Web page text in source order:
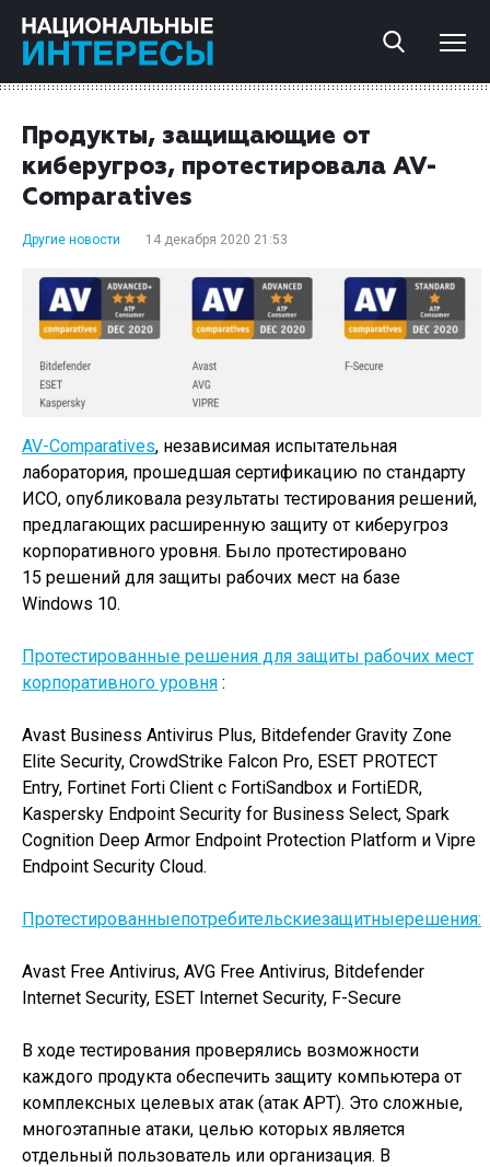
Продукты, защищающие от
киберугроз, протестировала AV-
Comparatives
Другие новости 14 декабря 2020 21:53
AV-Comparatives, независимая испытательная
лаборатория, прошедшая сертификацию по стандарту
ИСО, опубликовала результаты тестирования решений,
предлагающих расширенную защиту от киберугроз
корпоративного уровня. Было протестировано
15 решений для защиты рабочих мест на базе
Windows 10.
Протестированные решения для защиты рабочих мест
корпоративного уровня :
Avast Business Antivirus Plus, Bitdefender Gravity Zone
Elite Security, CrowdStrike Falcon Pro, ESET PROTECT
Entry, Fortinet Forti Client с FortiSandbox и FortiEDR,
Kaspersky Endpoint Security for Business Select, Spark
Cognition Deep Armor Endpoint Protection Platform и Vipre
Endpoint Security Cloud.
Протестированныепотребительскиезащитныерешения:
Avast Free Antivirus, AVG Free Antivirus, Bitdefender
Internet Security, ESET Internet Security, F-Secure
В ходе тестирования проверялись возможности
каждого продукта обеспечить защиту компьютера от
комплексных целевых атак (атак APT). Это сложные,
многоэтапные атаки, целью которых является
отдельный пользователь или организация. В